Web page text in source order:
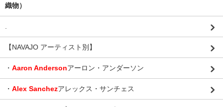
織物）
.
【NAVAJO アーティスト別】
・ Aaron Andersonアーロン・アンダーソン
・ Alex Sanchezアレックス・サンチェス